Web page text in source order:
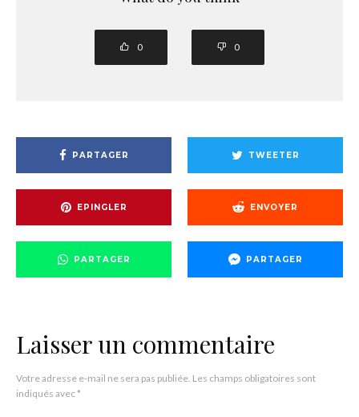
0 0
PARTAGER TWEETER
EPINGLER ENVOYER
PARTAGER PARTAGER
Laisser un commentaire
Votre adresse e-mail ne sera pas publiée. Les champs obligatoires sont
indiqués avec*